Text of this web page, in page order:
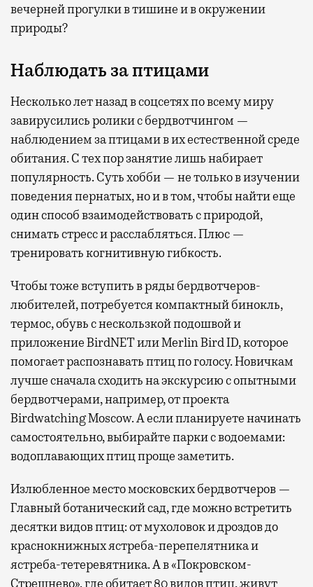
вечерней прогулки в тишине и в окружении
природы?
Наблюдать за птицами
Несколько лет назад в соцсетях по всему миру
завирусились ролики с бердвотчингом —
наблюдением за птицами в их естественной среде
обитания. С тех пор занятие лишь набирает
популярность. Суть хобби — не только в изучении
поведения пернатых, но и в том, чтобы найти еще
один способ взаимодействовать с природой,
снимать стресс и расслабляться. Плюс —
тренировать когнитивную гибкость.
Чтобы тоже вступить в ряды бердвотчеров-
любителей, потребуется компактный бинокль,
термос, обувь с нескользкой подошвой и
приложение BirdNET или Merlin Bird ID, которое
помогает распознавать птиц по голосу. Новичкам
лучше сначала сходить на экскурсию с опытными
бердвотчерами, например, от проекта
Birdwatching Moscow. А если планируете начинать
самостоятельно, выбирайте парки с водоемами:
водоплавающих птиц проще заметить.
Излюбленное место московских бердвотчеров —
Главный ботанический сад, где можно встретить
десятки видов птиц: от мухоловок и дроздов до
краснокнижных ястреба-перепелятника и
ястреба-тетеревятника. А в «Покровском-
Стрешнево», где обитает 80 видов птиц, живут